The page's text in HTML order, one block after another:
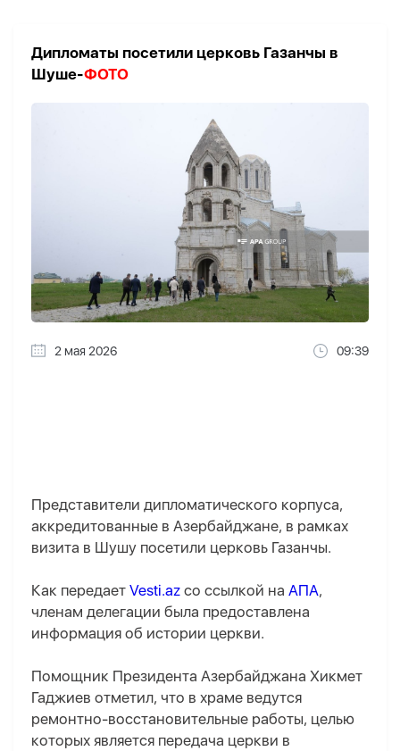
Дипломаты посетили церковь Газанчы в
Шуше-ФОТО
2 мая 2026 09:39
Представители дипломатического корпуса,
аккредитованные в Азербайджане, в рамках
визита в Шушу посетили церковь Газанчы.
Как передает Vesti.az со ссылкой на АПА,
членам делегации была предоставлена
информация об истории церкви.
Помощник Президента Азербайджана Хикмет
Гаджиев отметил, что в храме ведутся
ремонтно-восстановительные работы, целью
которых является передача церкви в